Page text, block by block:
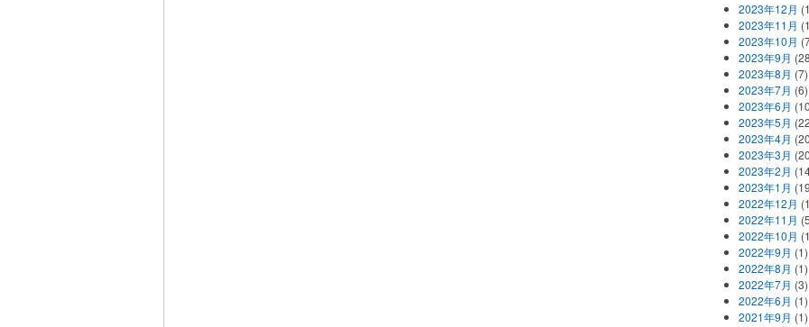
2023年12月
2023年11月
2023年10月
2023年9月
2023年8月 (7)
2023年7月 (6)
2023年6月
2023年5月
2023年4月
2023年3月
2023年2月
2023年1月
2022年12月
2022年11月
2022年10月
2022年9月 (1)
2022年8月 (1)
2022年7月 (3)
2022年6月 (1)
2021年9月 (1)